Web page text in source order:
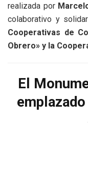
realizada por
colaborativo y
Cooperativas de
Obrero» y la
El